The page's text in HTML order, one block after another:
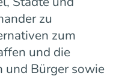
zu
zum
und die
und Bürger sowie